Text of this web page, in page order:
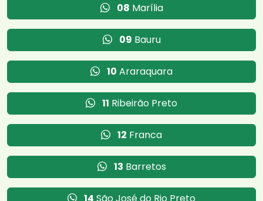
08 Marília
09 Bauru
10 Araraquara
11 Ribeirão Preto
12 Franca
13 Barretos
14 São José do Rio Preto